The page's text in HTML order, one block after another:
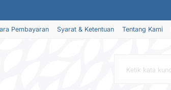
Pembayaran Syarat & Ketentuan Tentang Kami